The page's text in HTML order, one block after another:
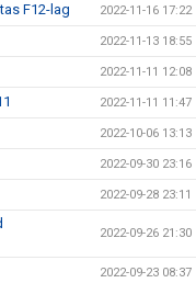
F12-lag 2022-11-16 17:22
2022-11-13 18:55
2022-11-11 12:08
2022-11-11 11:47
2022-10-06 13:13
2022-09-30 23:16
2022-09-28 23:11
2022-09-26 21:30
2022-09-23 08:37